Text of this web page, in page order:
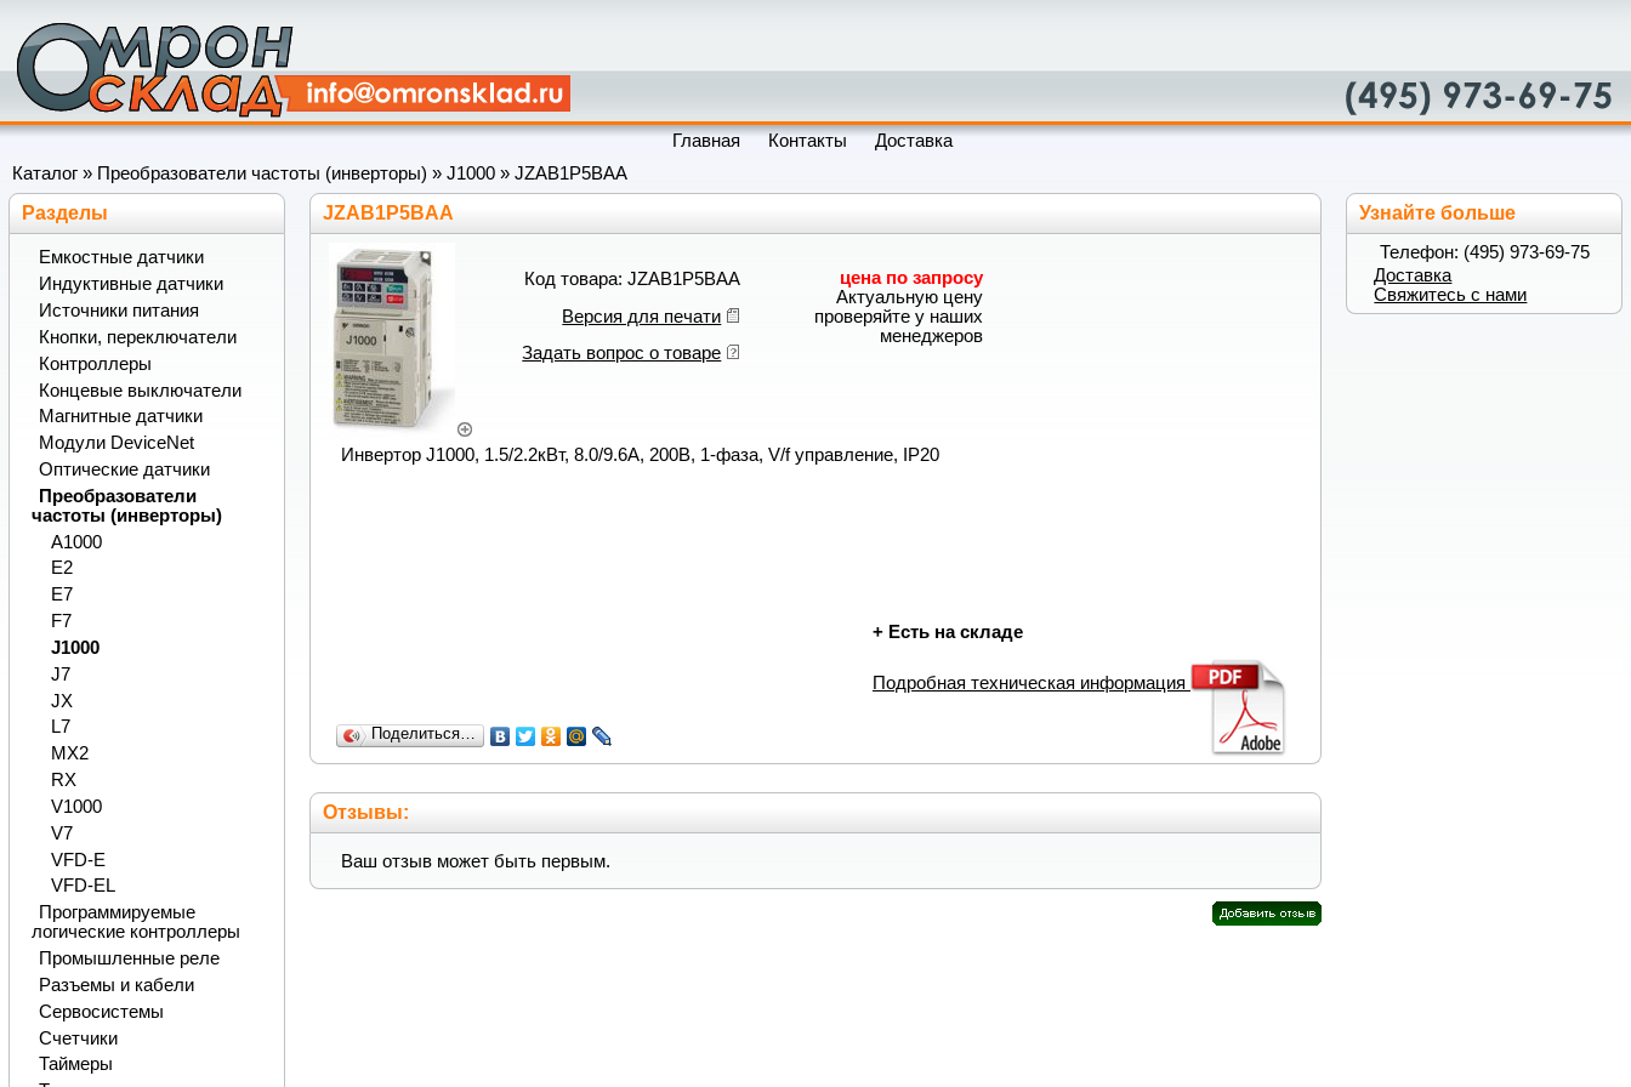
Главная Контакты
Доставка
Каталог » Преобразователи частоты (инверторы) » J1000 » JZAB1P5BAA
JZAB1P5BAA
Код товара: JZAB1P5BAA
Версия для печати
Задать вопрос о товаре
цена по запросу
Актуальную цену
проверяйте у наших
менеджеров
Инвертор J1000, 1.5/2.2кВт, 8.0/9.6А, 200В, 1-фаза, V/f управление, IP20
+Есть на складе
Подробная техническая информация
Поделиться…
Отзывы:
Ваш отзыв может быть первым.
Разделы
Емкостные датчики
Индуктивные датчики
Источники питания
Кнопки, переключатели
Контроллеры
Концевые выключатели
Магнитные датчики
Модули DeviceNet
Оптические датчики
Преобразователи
частоты (инверторы)
A1000
E2
E7
F7
J1000
J7
JX
L7
MX2
RX
V1000
V7
VFD-E
VFD-EL
Программируемые
логические контроллеры
Промышленные реле
Разъемы и кабели
Сервосистемы
Счетчики
Таймеры
Узнайте больше
Телефон: (495) 973-69-75
Доставка
Свяжитесь с нами